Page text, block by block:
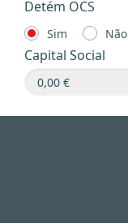
Detém OCS
Sim Não
Capital Social